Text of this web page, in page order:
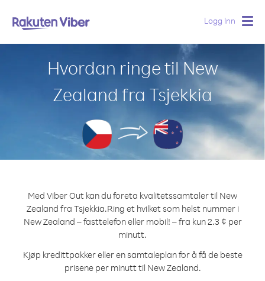
Logg Inn
Hvordan ringe til New
Zealand fra Tsjekkia
Med Viber Out kan du foreta kvalitetssamtaler til New
Zealand fra Tsjekkia.Ring et hvilket som helst nummer i
New Zealand – fasttelefon eller mobil! – fra kun 2.3 ¢ per
minutt.
Kjøp kredittpakker eller en samtaleplan for å få de beste
prisene per minutt til New Zealand.